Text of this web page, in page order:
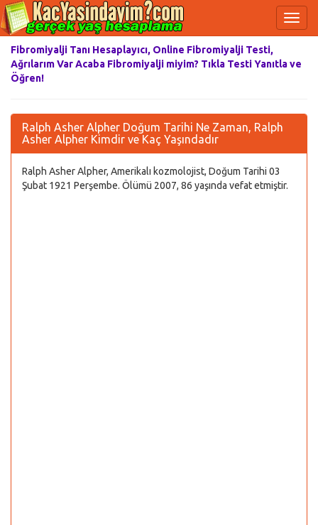
Fibromiyalji Tanı Hesaplayıcı, Online Fibromiyalji Testi,
Ağrılarım Var Acaba Fibromiyalji miyim? Tıkla Testi Yanıtla ve
Öğren!
Ralph Asher Alpher Doğum Tarihi Ne Zaman, Ralph
Asher Alpher Kimdir ve Kaç Yaşındadır
Ralph Asher Alpher, Amerikalı kozmolojist, Doğum Tarihi 03
Şubat 1921 Perşembe. Ölümü 2007, 86 yaşında vefat etmiştir.